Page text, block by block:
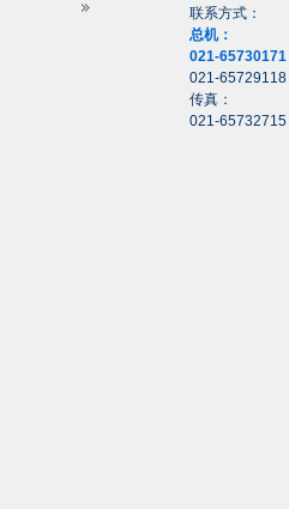
联系方式：
总机：
021-65730171
021-65729118
传真：
021-65732715